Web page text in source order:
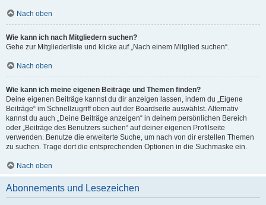
Nach oben
Wie kann ich nach Mitgliedern suchen?
Gehe zur Mitgliederliste und klicke auf „Nach einem Mitglied suchen“.
Nach oben
Wie kann ich meine eigenen Beiträge und Themen finden?
Deine eigenen Beiträge kannst du dir anzeigen lassen, indem du „Eigene
Beiträge“ im Schnellzugriff oben auf der Boardseite auswählst. Alternativ
kannst du auch „Deine Beiträge anzeigen“ in deinem persönlichen Bereich
oder „Beiträge des Benutzers suchen“ auf deiner eigenen Profilseite
verwenden. Benutze die erweiterte Suche, um nach von dir erstellen Themen
zu suchen. Trage dort die entsprechenden Optionen in die Suchmaske ein.
Nach oben
Abonnements und Lesezeichen